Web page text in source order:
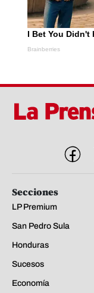
Secciones
LP Premium
San Pedro Sula
Honduras
Sucesos
Economía